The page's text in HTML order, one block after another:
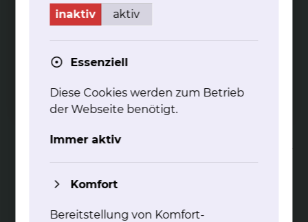
Phy­sio­the­ra­pie am Stand­ort Cel­ler
Straße
inaktiv aktiv
Essenziell
Diese Cookies werden zum Betrieb
der Webseite benötigt.
Immer aktiv
Komfort
Bereitstellung von Komfort-